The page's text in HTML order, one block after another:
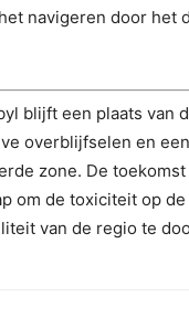
navigeren door het
blijft een plaats van
overblijfselen en
zone. De
om de toxiciteit op
van de regio te